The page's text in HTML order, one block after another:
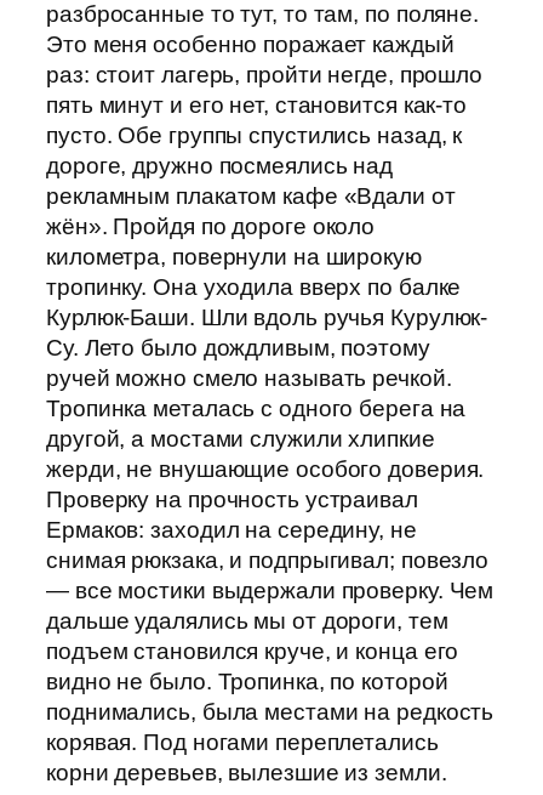
разбросанные то тут, то там, по поляне.
Это меня особенно поражает каждый
раз: стоит лагерь, пройти негде, прошло
пять минут и его нет, становится как-то
пусто. Обе группы спустились назад, к
дороге, дружно посмеялись над
рекламным плакатом кафе «Вдали от
жён». Пройдя по дороге около
километра, повернули на широкую
тропинку. Она уходила вверх по балке
Курлюк-Баши. Шли вдоль ручья Курулюк-
Су. Лето было дождливым, поэтому
ручей можно смело называть речкой.
Тропинка металась с одного берега на
другой, а мостами служили хлипкие
жерди, не внушающие особого доверия.
Проверку на прочность устраивал
Ермаков: заходил на середину, не
снимая рюкзака, и подпрыгивал; повезло
— все мостики выдержали проверку. Чем
дальше удалялись мы от дороги, тем
подъем становился круче, и конца его
видно не было. Тропинка, по которой
поднимались, была местами на редкость
корявая. Под ногами переплетались
корни деревьев, вылезшие из земли.